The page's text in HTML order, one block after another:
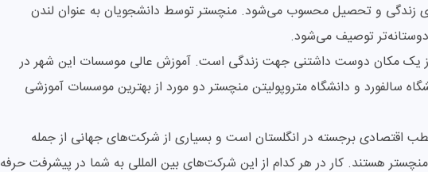
زندگی و تحصیل محسوب می‌شود. منچستر توسط دانشجویان به عنوان لندن
دوستانه‌تر توصیف می‌شود.
یک مکان دوست داشتنی جهت زندگی است. آموزش عالی موسسات این شهر در
سالفورد و دانشگاه متروپولیتن منچستر دو مورد از بهترین موسسات آموزشی
برجسته در انگلستان است و بسیاری از شرکت‌های جهانی از جمله
هستند. کار در هر کدام از این شرکت‌های بین المللی به شما در پیشرفت حرفه